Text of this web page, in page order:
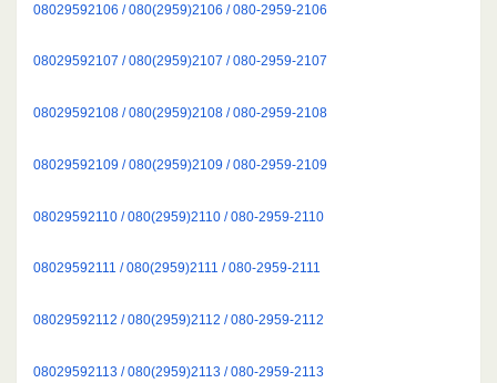
08029592106 / 080(2959)2106 / 080-2959-2106
08029592107 / 080(2959)2107 / 080-2959-2107
08029592108 / 080(2959)2108 / 080-2959-2108
08029592109 / 080(2959)2109 / 080-2959-2109
08029592110 / 080(2959)2110 / 080-2959-2110
08029592111 / 080(2959)2111 / 080-2959-2111
08029592112 / 080(2959)2112 / 080-2959-2112
08029592113 / 080(2959)2113 / 080-2959-2113